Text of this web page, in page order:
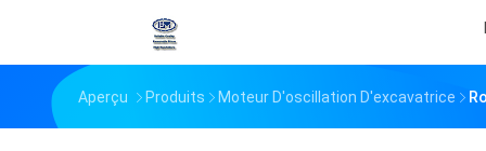
Aperçu Produits Moteur D'oscillation D'excavatrice